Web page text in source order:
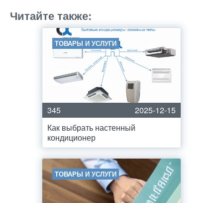
Читайте также:
ТОВАРЫ И УСЛУГИ
345
2025-12-15
Как выбрать настенный
кондиционер
ТОВАРЫ И УСЛУГИ